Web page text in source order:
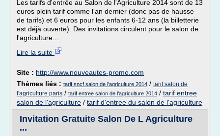
Les tarifs d'entrée au Salon de l'Agriculture 2014 sont de 13
euros plein tarif comme l'an dernier (donc pas de hausse
de tarifs) et 6 euros pour les enfants 6-12 ans (la billetterie
est déjà ouverte). Des invitations circulent pour le salon de
l'agriculture...
Lire la suite
Site : http://www.nouveautes-promo.com
Thèmes liés : tarif sncf salon de l'agriculture 2014 / tarif salon de
l'agriculture paris / tarif entree salon de l'agriculture 2014 / tarif entree
salon de l'agriculture / tarif d'entree du salon de l'agriculture
Invitation Gratuite Salon De L Agriculture
...